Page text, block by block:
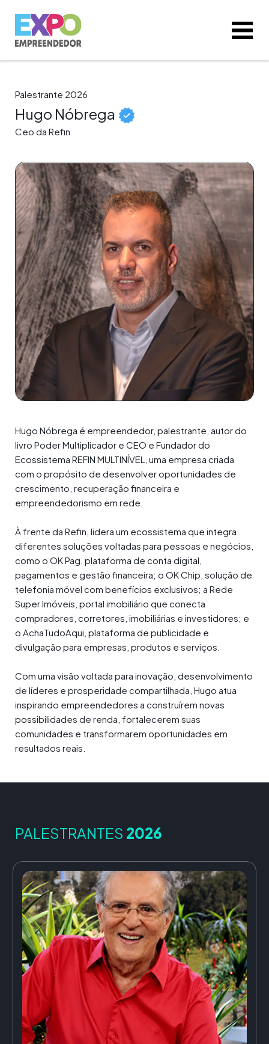
Palestrante 2026
Hugo Nóbrega
Ceo da Refin
Hugo Nóbrega é empreendedor, palestrante, autor do
livro Poder Multiplicador e CEO e Fundador do
Ecossistema REFIN MULTINÍVEL, uma empresa criada
com o propósito de desenvolver oportunidades de
crescimento, recuperação financeira e
empreendedorismo em rede.
À frente da Refin, lidera um ecossistema que integra
diferentes soluções voltadas para pessoas e negócios,
como o OK Pag, plataforma de conta digital,
pagamentos e gestão financeira; o OK Chip, solução de
telefonia móvel com benefícios exclusivos; a Rede
Super Imóveis, portal imobiliário que conecta
compradores, corretores, imobiliárias e investidores; e
o AchaTudoAqui, plataforma de publicidade e
divulgação para empresas, produtos e serviços.
Com uma visão voltada para inovação, desenvolvimento
de líderes e prosperidade compartilhada, Hugo atua
inspirando empreendedores a construírem novas
possibilidades de renda, fortalecerem suas
comunidades e transformarem oportunidades em
resultados reais.
PALESTRANTES 2026